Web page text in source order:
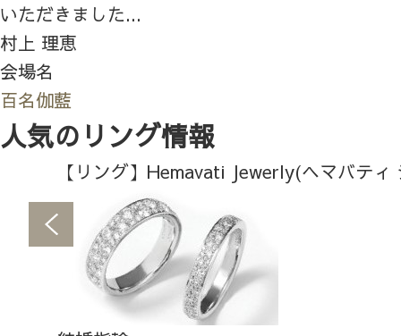
いただきました...
村上 理恵
会場名
百名伽藍
人気のリング情報
【リング】Hemavati Jewerly(ヘマバティ